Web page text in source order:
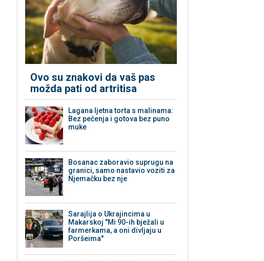
Ovo su znakovi da vaš pas
možda pati od artritisa
Lagana ljetna torta s malinama:
Bez pečenja i gotova bez puno
muke
Bosanac zaboravio suprugu na
granici, samo nastavio voziti za
Njemačku bez nje
Sarajlija o Ukrajincima u
Makarskoj "Mi 90-ih bježali u
farmerkama, a oni divljaju u
Poršeima"